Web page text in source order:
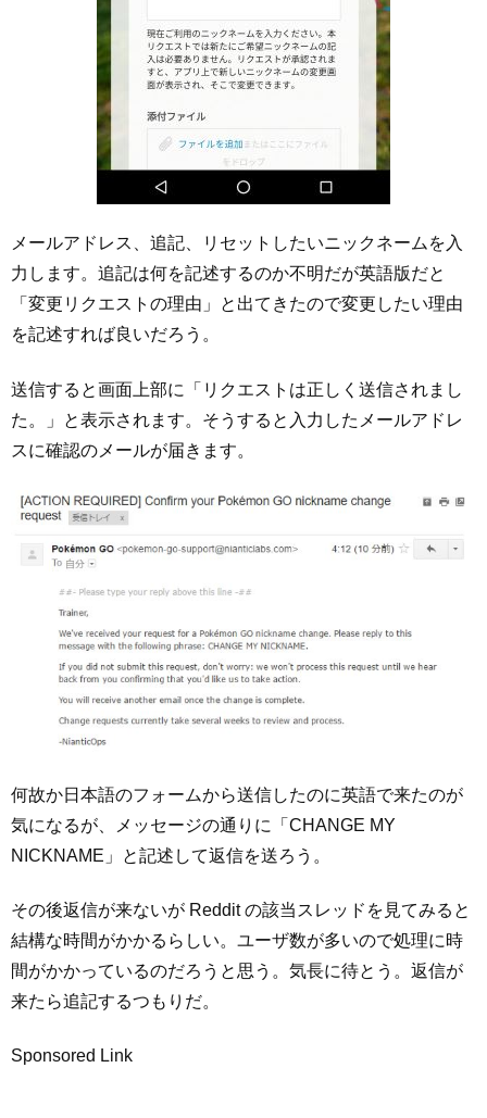
メールアドレス、追記、リセットしたいニックネームを入
力します。追記は何を記述するのか不明だが英語版だと
「変更リクエストの理由」と出てきたので変更したい理由
を記述すれば良いだろう。
送信すると画面上部に「リクエストは正しく送信されまし
た。」と表示されます。そうすると入力したメールアドレ
スに確認のメールが届きます。
何故か日本語のフォームから送信したのに英語で来たのが
気になるが、メッセージの通りに「CHANGE MY
NICKNAME」と記述して返信を送ろう。
その後返信が来ないが Reddit の該当スレッドを見てみると
結構な時間がかかるらしい。ユーザ数が多いので処理に時
間がかかっているのだろうと思う。気長に待とう。返信が
来たら追記するつもりだ。
Sponsored Link